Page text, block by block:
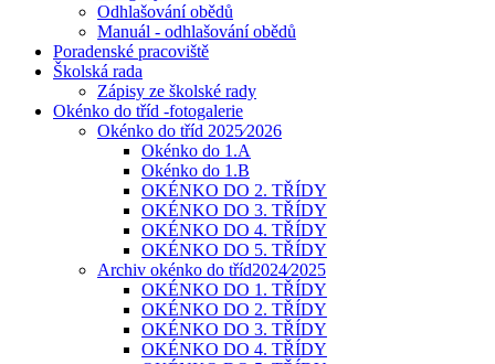
Odhlašování obědů
Manuál - odhlašování obědů
Poradenské pracoviště
Školská rada
Zápisy ze školské rady
Okénko do tříd -fotogalerie
Okénko do tříd 2025⁄2026
Okénko do 1.A
Okénko do 1.B
OKÉNKO DO 2. TŘÍDY
OKÉNKO DO 3. TŘÍDY
OKÉNKO DO 4. TŘÍDY
OKÉNKO DO 5. TŘÍDY
Archiv okénko do tříd2024⁄2025
OKÉNKO DO 1. TŘÍDY
OKÉNKO DO 2. TŘÍDY
OKÉNKO DO 3. TŘÍDY
OKÉNKO DO 4. TŘÍDY